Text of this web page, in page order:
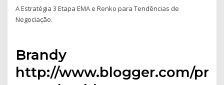
A Estratégia 3 Etapa EMA e Renko para Tendências de
Negociação.
Brandy
http://www.blogger.com/